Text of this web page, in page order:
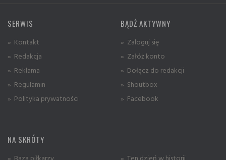
SERWIS
» Kontakt
» Redakcja
» Reklama
» Regulamin
» Polityka prywatności
BĄDŹ AKTYWNY
» Zaloguj się
» Załóż konto
» Dołącz do redakcji
» Shoutbox
» Facebook
NA SKRÓTY
» Baza piłkarzy » Ten dzień w historii